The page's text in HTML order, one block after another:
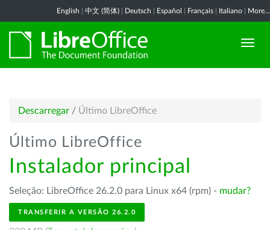
English 中文 (简体) Deutsch Español Français Italiano More...
Descarregar / Último LibreOffice
Último LibreOffice
Instalador principal
Seleção: LibreOffice 26.2.0 para Linux x64 (rpm) - mudar?
TRANSFERIR A VERSÃO 26.2.0